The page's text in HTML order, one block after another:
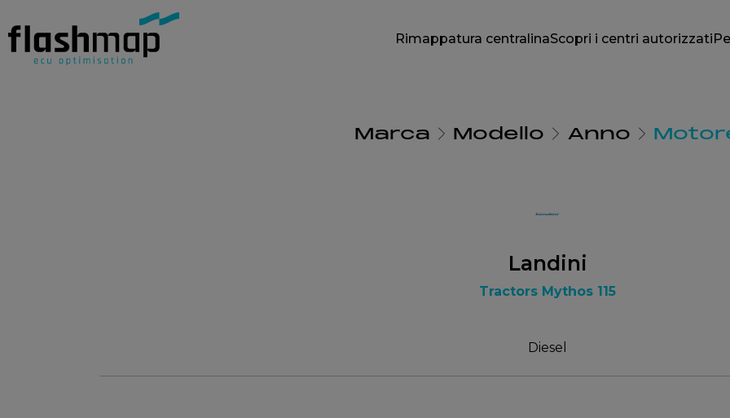
Rimappatura centralinaScopri i centri autorizzati
Marca Modello Anno
Landini
Tractors Mythos 115
Diesel